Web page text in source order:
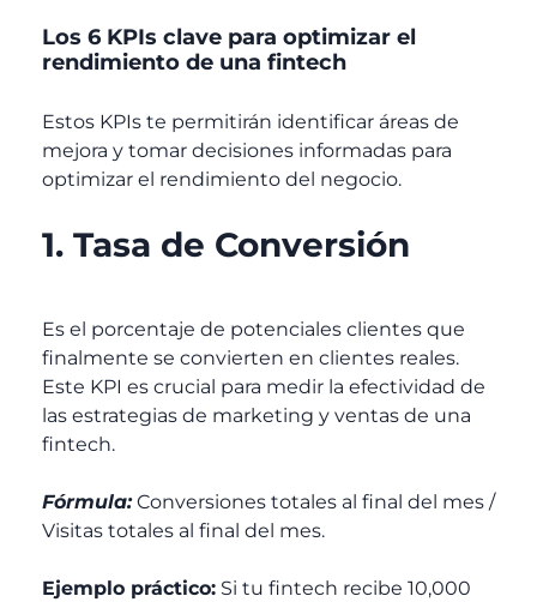
Los 6 KPIs clave para optimizar el
rendimiento de una fintech
Estos KPIs te permitirán identificar áreas de
mejora y tomar decisiones informadas para
optimizar el rendimiento del negocio.
1. Tasa de Conversión
Es el porcentaje de potenciales clientes que
finalmente se convierten en clientes reales.
Este KPI es crucial para medir la efectividad de
las estrategias de marketing y ventas de una
fintech.
Fórmula:Conversiones totales al final del mes /
Visitas totales al final del mes.
Ejemplo práctico: Si tu fintech recibe 10,000